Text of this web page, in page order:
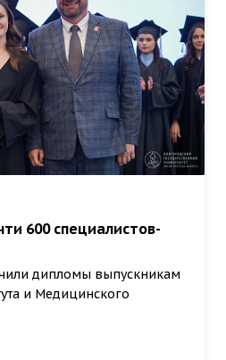
600 специалистов-
дипломы выпускникам
и Медицинского